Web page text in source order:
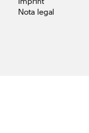
Nota legal